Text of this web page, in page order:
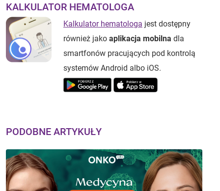
KALKULATOR HEMATOLOGA
Kalkulator hematologa jest dostępny
również jako aplikacja mobilna dla
smartfonów pracujących pod kontrolą
systemów Android albo iOS.
PODOBNE ARTYKUŁY